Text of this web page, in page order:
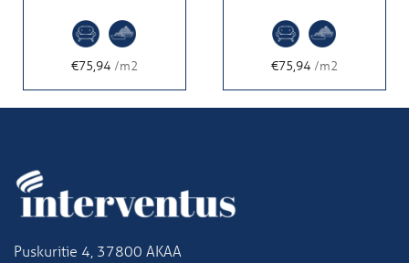
€75,94/m2 €75,94/m2
Puskuritie 4, 37800 AKAA